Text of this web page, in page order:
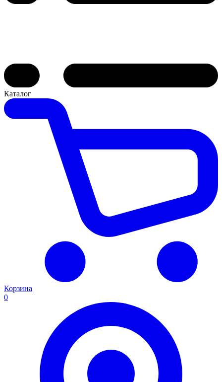
Каталог
Корзина
0